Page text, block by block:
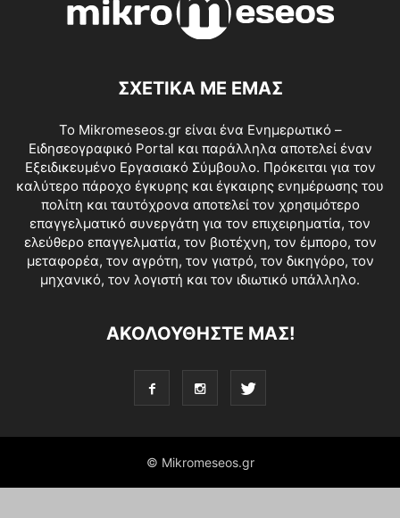
ΣΧΕΤΙΚΑ ΜΕ ΕΜΑΣ
Το Mikromeseos.gr είναι ένα Ενημερωτικό –
Ειδησεογραφικό Portal και παράλληλα αποτελεί έναν
Εξειδικευμένο Εργασιακό Σύμβουλο. Πρόκειται για τον
καλύτερο πάροχο έγκυρης και έγκαιρης ενημέρωσης του
πολίτη και ταυτόχρονα αποτελεί τον χρησιμότερο
επαγγελματικό συνεργάτη για τον επιχειρηματία, τον
ελεύθερο επαγγελματία, τον βιοτέχνη, τον έμπορο, τον
μεταφορέα, τον αγρότη, τον γιατρό, τον δικηγόρο, τον
μηχανικό, τον λογιστή και τον ιδιωτικό υπάλληλο.
ΑΚΟΛΟΥΘΗΣΤΕ ΜΑΣ!
© Mikromeseos.gr